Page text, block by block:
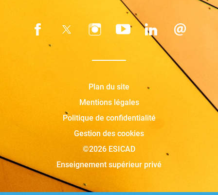
Plan du site
Mentions légales
Politique de confidentialité
Gestion des cookies
©2026 ESICAD
Enseignement supérieur privé